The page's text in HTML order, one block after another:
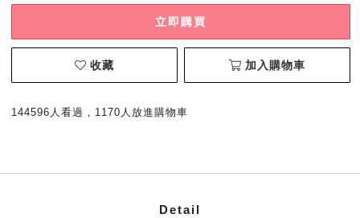
立即購買
收藏 加入購物車
144596人看過，1170人放進購物車
Detail